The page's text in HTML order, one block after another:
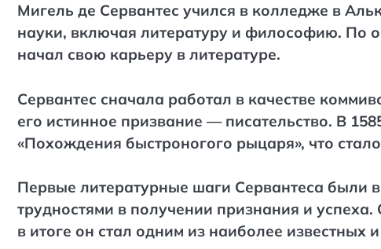
Мигель де Сервантес учился в колледже в
науки, включая литературу и философию. По
начал свою карьеру в литературе.
Сервантес сначала работал в качестве
его истинное призвание — писательство. В
«Похождения быстроногого рыцаря», что
Первые литературные шаги Сервантеса были
трудностями в получении признания и
в итоге он стал одним из наиболее известных